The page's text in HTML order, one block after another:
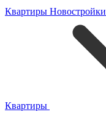
Квартиры Новостройки
Квартиры